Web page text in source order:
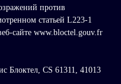
против
статьей L223-1
сайте www.bloctel.gouv.fr
Блоктел, CS 61311, 41013